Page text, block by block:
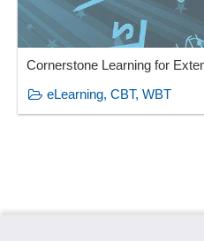
Cornerstone Learning for
eLearning, CBT, WBT